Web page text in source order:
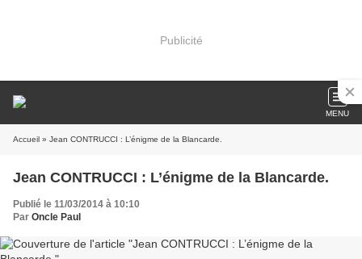
Publicité
MENU
Accueil » Jean CONTRUCCI : L’énigme de la Blancarde.
Jean CONTRUCCI : L’énigme de la Blancarde.
Publié le 11/03/2014 à 10:10
Par Oncle Paul